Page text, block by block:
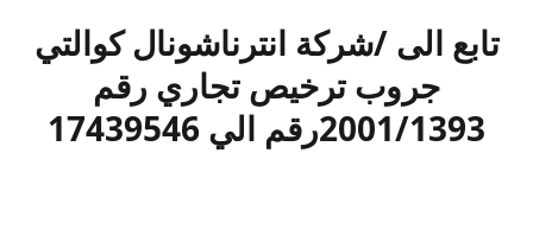
تابع الى /شركة انترناشونال كوالتي
جروب ترخيص تجاري رقم
2001/1393رقم الي 17439546